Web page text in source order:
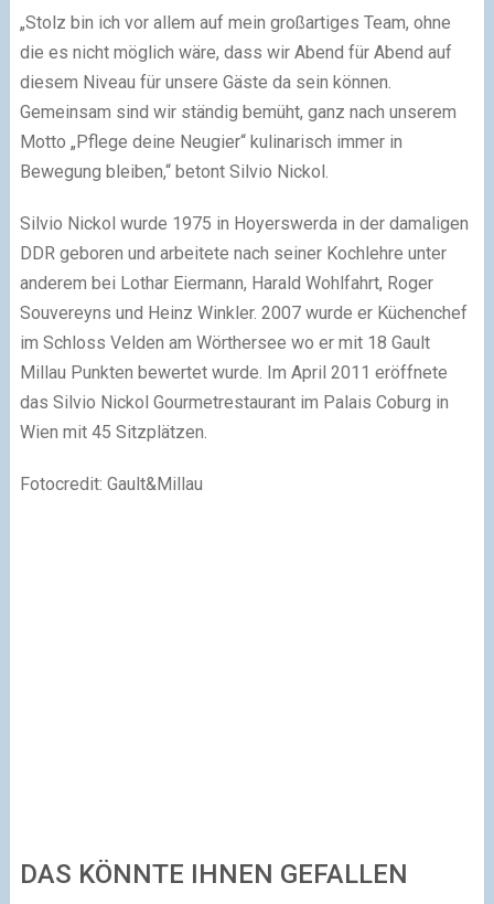
„Stolz bin ich vor allem auf mein großartiges Team, ohne
die es nicht möglich wäre, dass wir Abend für Abend auf
diesem Niveau für unsere Gäste da sein können.
Gemeinsam sind wir ständig bemüht, ganz nach unserem
Motto „Pflege deine Neugier“ kulinarisch immer in
Bewegung bleiben,“ betont Silvio Nickol.
Silvio Nickol wurde 1975 in Hoyerswerda in der damaligen
DDR geboren und arbeitete nach seiner Kochlehre unter
anderem bei Lothar Eiermann, Harald Wohlfahrt, Roger
Souvereyns und Heinz Winkler. 2007 wurde er Küchenchef
im Schloss Velden am Wörthersee wo er mit 18 Gault
Millau Punkten bewertet wurde. Im April 2011 eröffnete
das Silvio Nickol Gourmetrestaurant im Palais Coburg in
Wien mit 45 Sitzplätzen.
Fotocredit: Gault&Millau
DAS KÖNNTE IHNEN GEFALLEN